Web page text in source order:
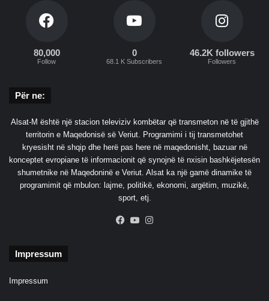
80,000
Follow
0
68.1 K Subscribers
46.2K followers
Followers
Për ne:
Alsat-M është një stacion televiziv kombëtar që transmeton në të gjithë
territorin e Maqedonisë së Veriut. Programimi i tij transmetohet
kryesisht në shqip dhe herë pas here në maqedonisht, bazuar në
konceptet evropiane të informacionit që synojnë të nxisin bashkëjetesën
shumetnike në Maqedoninë e Veriut. Alsat ka një gamë dinamike të
programimit që mbulon: lajme, politikë, ekonomi, argëtim, muzikë,
sport, etj.
Facebook
YouTube
Impressum
Impressum